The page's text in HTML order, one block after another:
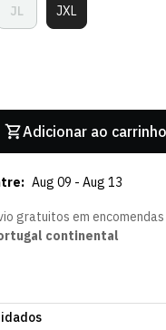
JLVariante
Esgotada
JXLVariante
Esgotada
Adicionar ao carrinho
Aug 09 - Aug 13
gratuitos em
continental
para a época 24/25